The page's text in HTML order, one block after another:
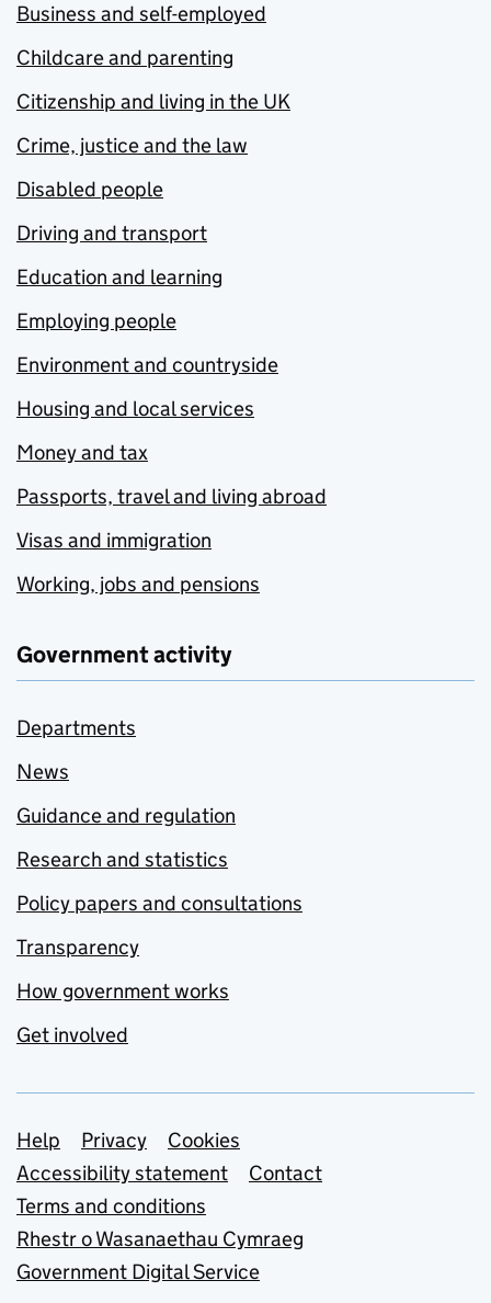
Business and self-employed
Childcare and parenting
Citizenship and living in the UK
Crime, justice and the law
Disabled people
Driving and transport
Education and learning
Employing people
Environment and countryside
Housing and local services
Money and tax
Passports, travel and living abroad
Visas and immigration
Working, jobs and pensions
Government activity
Departments
News
Guidance and regulation
Research and statistics
Policy papers and consultations
Transparency
How government works
Get involved
Support links
Help Privacy
Cookies
Accessibility statement
Contact
Terms and conditions
Rhestr o Wasanaethau Cymraeg
Government Digital Service